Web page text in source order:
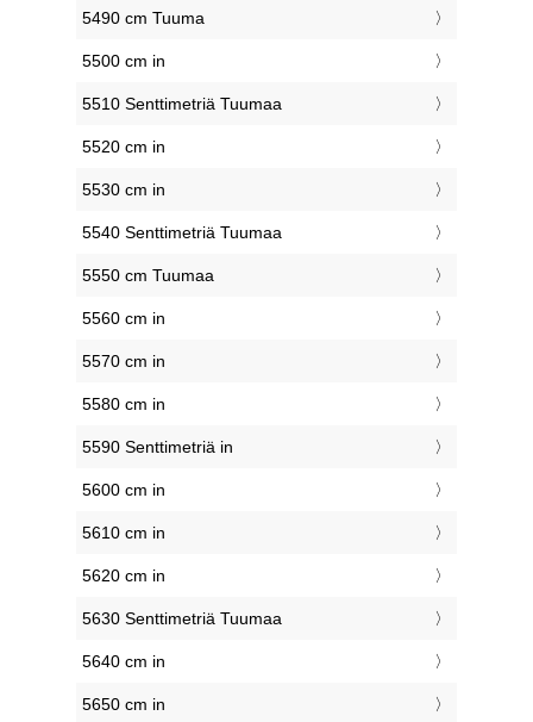
5490 cm Tuuma
5500 cm in
5510 Senttimetriä Tuumaa
5520 cm in
5530 cm in
5540 Senttimetriä Tuumaa
5550 cm Tuumaa
5560 cm in
5570 cm in
5580 cm in
5590 Senttimetriä in
5600 cm in
5610 cm in
5620 cm in
5630 Senttimetriä Tuumaa
5640 cm in
5650 cm in